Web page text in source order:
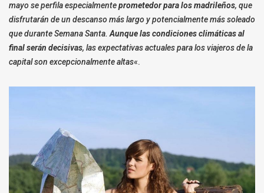
mayo se perfila especialmenteprometedor para los madrileños, que
disfrutarán de un descanso más largo y potencialmente más soleado
que durante Semana Santa. Aunque las condiciones climáticas al
final serán decisivas, las expectativas actuales para los viajeros de la
capital son excepcionalmente altas«.